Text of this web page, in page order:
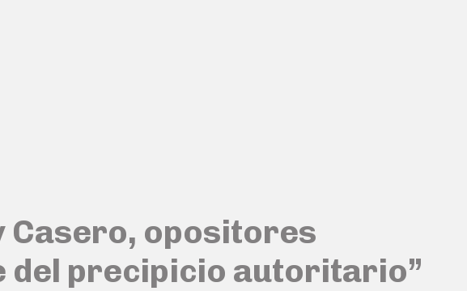
Casero, opositores
del precipicio autoritario”